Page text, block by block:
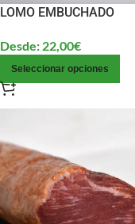
LOMO EMBUCHADO
Desde: 22,00€
Seleccionar opciones